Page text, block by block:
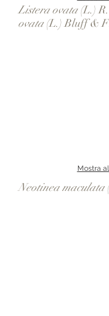
Listera ovata (L.)
ovata (L.) Bluff &
Mostra
Neotinea maculata